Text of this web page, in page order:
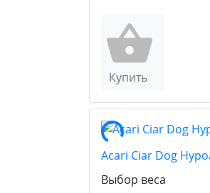
Купить
Acari Ciar Dog
Выбор веса